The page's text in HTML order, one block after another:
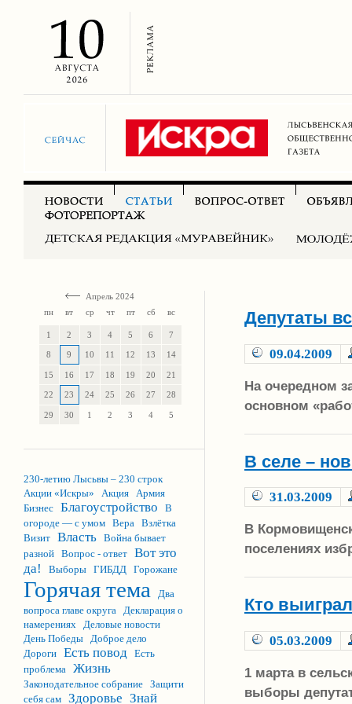
Апрель 2024
пн
вт ср чт пт сб вс
1 2 3 4 5 6 7
8 9 10 11 12 13 14
15 16 17 18 19 20 21
22 23 24 25 26 27 28
29 30 1 2 3 4 5
230-летию Лысьвы – 230 строк
Акции «Искры»
Акция Армия
Бизнес Благоустройство
В
огороде — с умом Вера Взлётка
Визит Власть Война бывает
разной Вопрос - ответ Вот это
да!
Выборы ГИБДД Горожане
Горячая тема
Два
вопроса главе округа Декларация о
намерениях Деловые новости
День Победы Доброе дело
Дороги Есть повод Есть
проблема Жизнь
Законодательное собрание Защити
себя сам Здоровье Знай
Депутаты
09.04.2009
На очередном
основном
В селе –
31.03.2009
В
поселениях
Кто
05.03.2009
1 марта в
выборы